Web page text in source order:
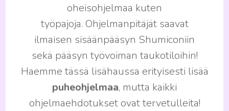
oheisohjelmaa kuten
työpajoja. Ohjelmanpitäjät saavat
ilmaisen sisäänpääsyn Shumiconiin
sekä pääsyn työvoiman taukotiloihin!
Haemme tässä lisähaussa erityisesti lisää
puheohjelmaa, mutta kaikki
ohjelmaehdotukset ovat tervetulleita!